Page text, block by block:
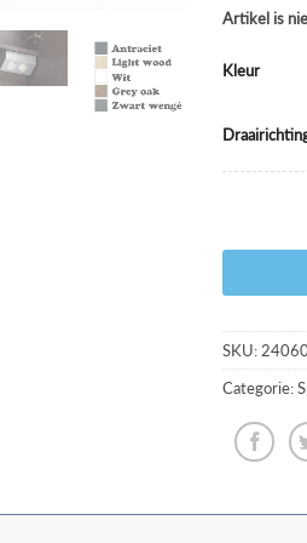
Artikel is
Kleur
SKU: 24060
Categorie: